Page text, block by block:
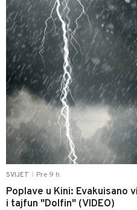
SVIJET Pre 9 h
Poplave u Kini:
i tajfun "Dolfin" (VIDEO)